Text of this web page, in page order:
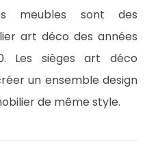
meubles sont des
art déco des années
Les sièges art déco
un ensemble design
de même style.